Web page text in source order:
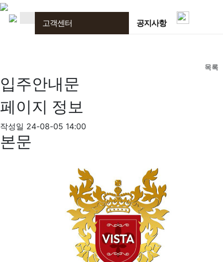
고객센터
고객센터 공지사항
목록
입주안내문
페이지 정보
작성일 24-08-05 14:00
본문